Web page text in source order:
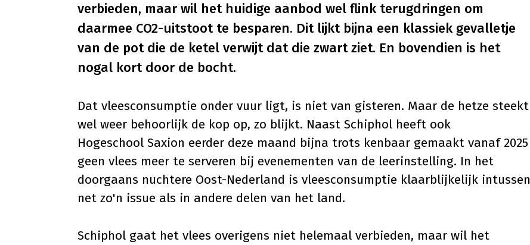
verbieden, maar wil het huidige aanbod wel flink terugdringen om
daarmee CO2-uitstoot te besparen. Dit lijkt bijna een klassiek gevalletje
van de pot die de ketel verwijt dat die zwart ziet. En bovendien is het
nogal kort door de bocht.
Dat vleesconsumptie onder vuur ligt, is niet van gisteren. Maar de hetze steekt
wel weer behoorlijk de kop op, zo blijkt. Naast Schiphol heeft ook
Hogeschool Saxion eerder deze maand bijna trots kenbaar gemaakt vanaf 2025
geen vlees meer te serveren bij evenementen van de leerinstelling. In het
doorgaans nuchtere Oost-Nederland is vleesconsumptie klaarblijkelijk intussen
net zo'n issue als in andere delen van het land.
Schiphol gaat het vlees overigens niet helemaal verbieden, maar wil het